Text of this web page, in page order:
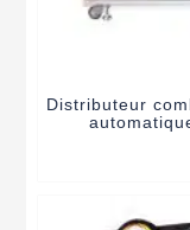
Distributeur